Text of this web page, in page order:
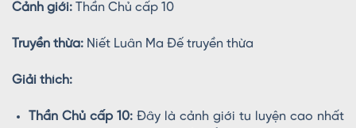
Cảnh giới: Thần Chủ cấp 10
Truyền thừa: Niết Luân Ma Đế truyền thừa
Giải thích:
Thần Chủ cấp 10:Đây là cảnh giới tu luyện cao nhất